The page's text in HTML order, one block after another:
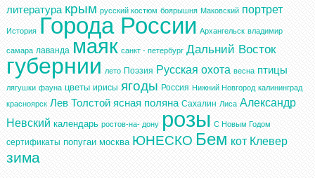
литература крым русский костюм боярышня Маковский портрет
История Города России Архангельск владимир
самара лаванда маяк санкт - петербург Дальний Восток
губернии лето Поэзия Русская охота весна птицы
лягушки фауна цветы ирисы ягоды Россия Нижний Новгород калининград
красноярск Лев Толстой ясная поляна Сахалин Лиса Александр
Невский календарь ростов-на- дону розы С Новым Годом
сертификаты попугаи москва ЮНЕСКО Бем кот Клевер
зима